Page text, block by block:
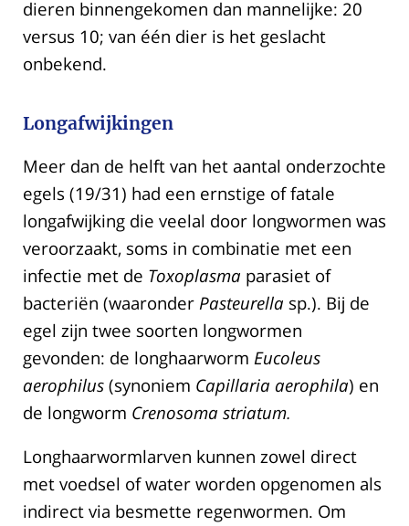
dieren binnengekomen dan mannelijke: 20
versus 10; van één dier is het geslacht
onbekend.
Longafwijkingen
Meer dan de helft van het aantal onderzochte
egels (19/31) had een ernstige of fatale
longafwijking die veelal door longwormen was
veroorzaakt, soms in combinatie met een
infectie met de Toxoplasma parasiet of
bacteriën (waaronder Pasteurella sp.). Bij de
egel zijn twee soorten longwormen
gevonden: de longhaarworm Eucoleus
aerophilus (synoniem Capillaria aerophila) en
de longworm Crenosoma striatum.
Longhaarwormlarven kunnen zowel direct
met voedsel of water worden opgenomen als
indirect via besmette regenwormen. Om